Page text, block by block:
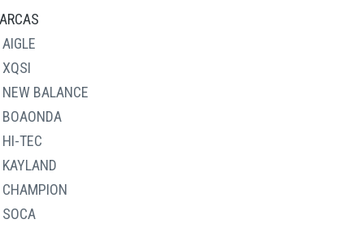
28
29
30
31
32
33
34
35
36
AIGLE
XQSI
NEW BALANCE
BOAONDA
HI-TEC
KAYLAND
CHAMPION
SOCA